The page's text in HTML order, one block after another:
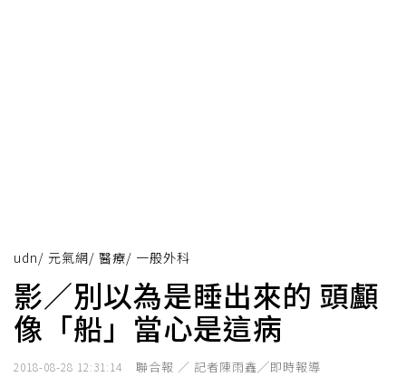
udn/ 元氣網/ 醫療/ 一般外科
影／別以為是睡出來的 頭顱
像「船」當心是這病
2018-08-28 12:31:14 聯合報 ／ 記者陳雨鑫╱即時報導